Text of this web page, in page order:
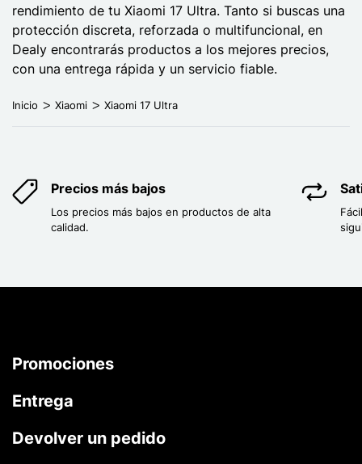
rendimiento de tu Xiaomi 17 Ultra. Tanto si buscas una
protección discreta, reforzada o multifuncional, en
Dealy encontrarás productos a los mejores precios,
con una entrega rápida y un servicio fiable.
Inicio Xiaomi Xiaomi 17 Ultra
Precios más bajos
Los precios más bajos en productos de alta
calidad.
Promociones
Entrega
Devolver un pedido